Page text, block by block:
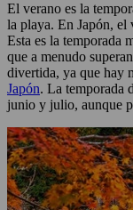
El verano es la
la playa. En Japón, el
Esta es la temporada
que a menudo
divertida, ya que hay
Japón. La temporada
junio y julio, aunque